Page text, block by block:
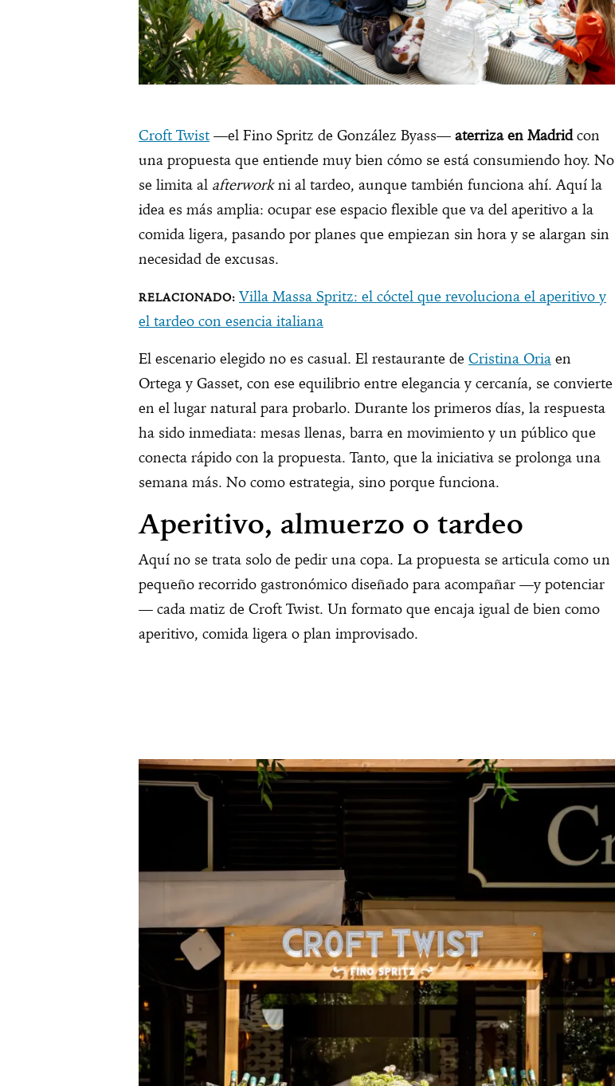
Croft Twist —el Fino Spritz de González Byass— aterriza en Madridcon
una propuesta que entiende muy bien cómo se está consumiendo hoy. No
se limita al afterworkni al tardeo, aunque también funciona ahí. Aquí la
idea es más amplia: ocupar ese espacio flexible que va del aperitivo a la
comida ligera, pasando por planes que empiezan sin hora y se alargan sin
necesidad de excusas.
Villa Massa Spritz: el cóctel que revoluciona el aperitivo y
el tardeo con esencia italiana
El escenario elegido no es casual. El restaurante de Cristina Oria en
Ortega y Gasset, con ese equilibrio entre elegancia y cercanía, se convierte
en el lugar natural para probarlo. Durante los primeros días, la respuesta
ha sido inmediata: mesas llenas, barra en movimiento y un público que
conecta rápido con la propuesta. Tanto, que la iniciativa se prolonga una
semana más. No como estrategia, sino porque funciona.
Aperitivo, almuerzo o tardeo
Aquí no se trata solo de pedir una copa. La propuesta se articula como un
pequeño recorrido gastronómico diseñado para acompañar —y potenciar
— cada matiz de Croft Twist. Un formato que encaja igual de bien como
aperitivo, comida ligera o plan improvisado.